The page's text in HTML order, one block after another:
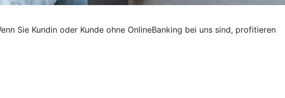
Sie Kundin oder Kunde ohne OnlineBanking bei uns sind, profitieren